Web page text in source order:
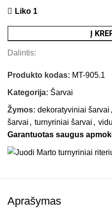
Liko 1
Į
Dalintis:
Produkto kodas: MT-905.1
Kategorija: Šarvai
Žymos: dekoratyviniai šarvai ,
šarvai , turnyriniai šarvai ,
Garantuotas saugus
Aprašymas